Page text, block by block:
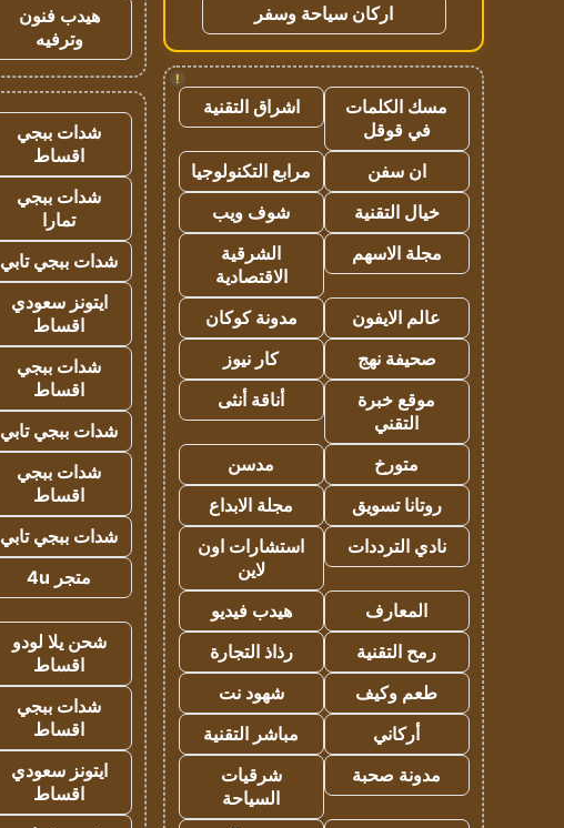
اركان سياحة وسفر
!
مسك الكلمات
في قوقل
اشراق التقنية
ان سفن
مرابع التكنولوجيا
خيال التقنية
شوف ويب
مجلة الاسهم
الشرقية
الاقتصادية
عالم الايفون
مدونة كوكان
صحيفة نهج
كار نيوز
موقع خبرة
التقني
أناقة أنثى
متورخ
مدسن
روتانا تسويق
مجلة الابداع
نادي الترددات
استشارات اون
لاين
المعارف
هيدب فيديو
رمح التقنية
رذاذ التجارة
طعم وكيف
شهود نت
أركاني
مباشر التقنية
مدونة صحبة
شرقيات
السياحة
هيدب فنون
وترفيه
شدات ببجي
اقساط
شدات ببجي
تمارا
شدات ببجي تابي
ايتونز سعودي
اقساط
شدات ببجي
اقساط
شدات ببجي تابي
شدات ببجي
اقساط
شدات ببجي تابي
متجر 4u
شحن يلا لودو
اقساط
شدات ببجي
اقساط
ايتونز سعودي
اقساط